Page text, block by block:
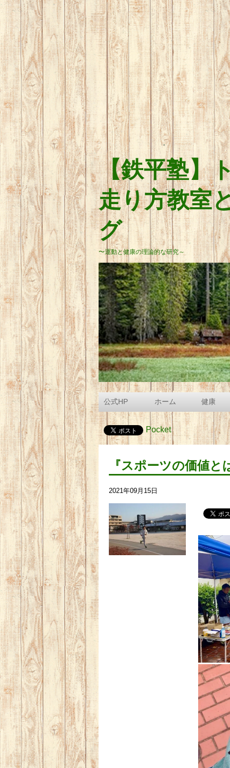
【鉄平塾】
走り方教室
グ
〜運動と健康の理論的な研究～
公式HP ホーム 健康
Pocket
『スポーツの価値と
2021年09月15日